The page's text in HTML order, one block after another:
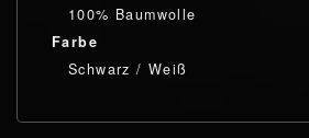
100% Baumwolle
Farbe
Schwarz / Weiß